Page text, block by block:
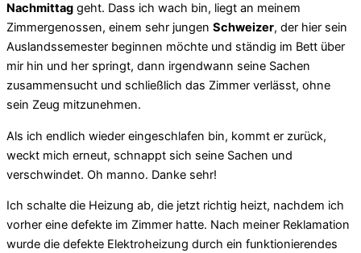
Nachmittag geht. Dass ich wach bin, liegt an meinem
Zimmergenossen, einem sehr jungen Schweizer, der hier sein
Auslandssemester beginnen möchte und ständig im Bett über
mir hin und her springt, dann irgendwann seine Sachen
zusammensucht und schließlich das Zimmer verlässt, ohne
sein Zeug mitzunehmen.
Als ich endlich wieder eingeschlafen bin, kommt er zurück,
weckt mich erneut, schnappt sich seine Sachen und
verschwindet. Oh manno. Danke sehr!
Ich schalte die Heizung ab, die jetzt richtig heizt, nachdem ich
vorher eine defekte im Zimmer hatte. Nach meiner Reklamation
wurde die defekte Elektroheizung durch ein funktionierendes